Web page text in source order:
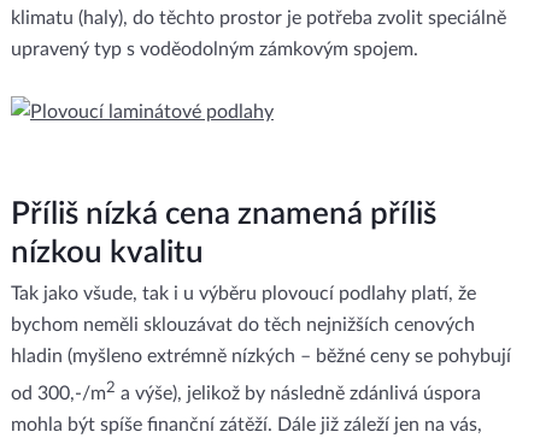
klimatu (haly), do těchto prostor je potřeba zvolit speciálně
upravený typ s voděodolným zámkovým spojem.
Příliš nízká cena znamená příliš
nízkou kvalitu
Tak jako všude, tak i u výběru plovoucí podlahy platí, že
bychom neměli sklouzávat do těch nejnižších cenových
hladin (myšleno extrémně nízkých – běžné ceny se pohybují
od 300,-/m2 a výše), jelikož by následně zdánlivá úspora
mohla být spíše finanční zátěží. Dále již záleží jen na vás,